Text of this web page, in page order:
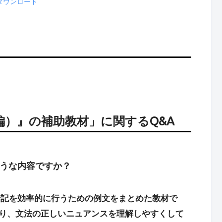
』の補助教材」に関するQ&A
な内容ですか？
を効率的に行うための例文をまとめた教材で
、文法の正しいニュアンスを理解しやすくして